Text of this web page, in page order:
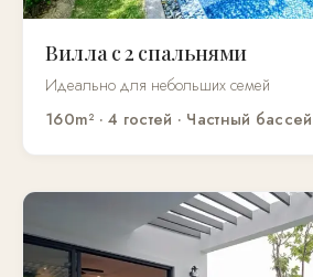
Вилла с 2 спальнями
Идеально для небольших семей
160m² · 4 гостей · Частный